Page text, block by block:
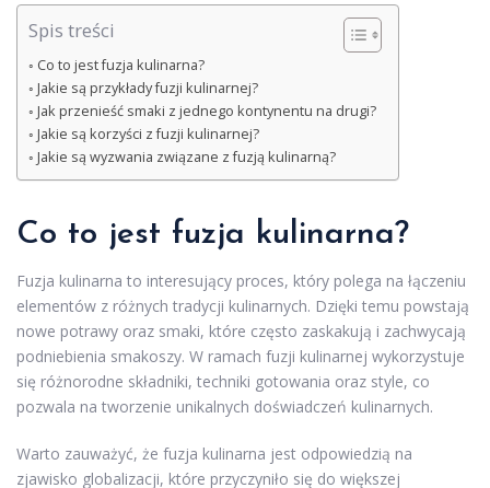
Spis treści
Co to jest fuzja kulinarna?
Jakie są przykłady fuzji kulinarnej?
Jak przenieść smaki z jednego kontynentu na drugi?
Jakie są korzyści z fuzji kulinarnej?
Jakie są wyzwania związane z fuzją kulinarną?
Co to jest fuzja kulinarna?
Fuzja kulinarna to interesujący proces, który polega na łączeniu
elementów z różnych tradycji kulinarnych. Dzięki temu powstają
nowe potrawy oraz smaki, które często zaskakują i zachwycają
podniebienia smakoszy. W ramach fuzji kulinarnej wykorzystuje
się różnorodne składniki, techniki gotowania oraz style, co
pozwala na tworzenie unikalnych doświadczeń kulinarnych.
Warto zauważyć, że fuzja kulinarna jest odpowiedzią na
zjawisko globalizacji, które przyczyniło się do większej